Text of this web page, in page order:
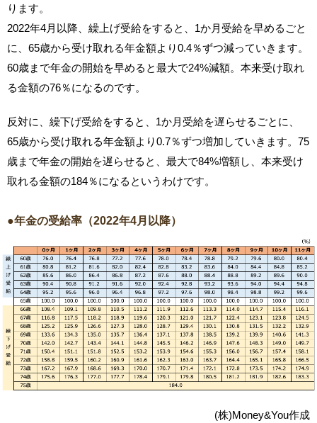
ります。
2022年4月以降、繰上げ受給をすると、1か月受給を早めるごと
に、65歳から受け取れる年金額より0.4％ずつ減っていきます。
60歳まで年金の開始を早めると最大で24%減額。本来受け取れ
る金額の76％になるのです。
反対に、繰下げ受給をすると、1か月受給を遅らせるごとに、
65歳から受け取れる年金額より0.7％ずつ増加していきます。75
歳まで年金の開始を遅らせると、最大で84%増額し、本来受け
取れる金額の184％になるというわけです。
●年金の受給率（2022年4月以降）
(株)Money&You作成